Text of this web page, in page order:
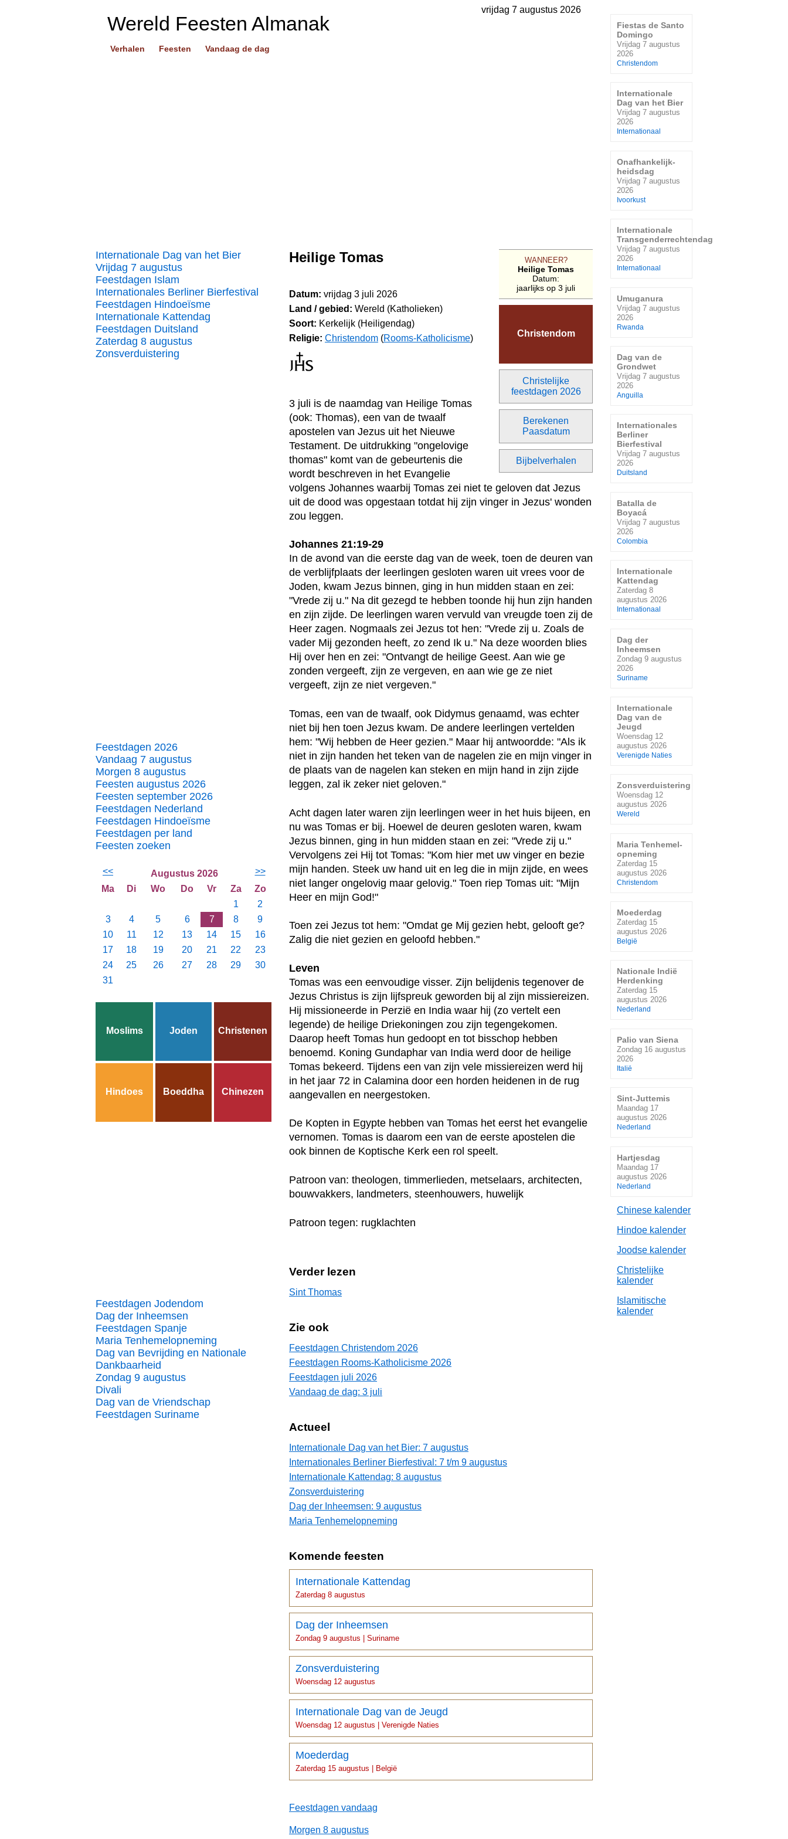
vrijdag 7 augustus 2026
Wereld Feesten Almanak
Verhalen Feesten Vandaag de dag
Internationale Dag van het Bier
Vrijdag 7 augustus
Feestdagen Islam
Internationales Berliner Bierfestival
Feestdagen Hindoeïsme
Internationale Kattendag
Feestdagen Duitsland
Zaterdag 8 augustus
Zonsverduistering
Feestdagen 2026
Vandaag 7 augustus
Morgen 8 augustus
Feesten augustus 2026
Feesten september 2026
Feestdagen Nederland
Feestdagen Hindoeïsme
Feestdagen per land
Feesten zoeken
<< Augustus 2026
>>
Ma
Di Wo Do Vr Za
Zo
1
2
3
4 5 6 7 8
9
10
11 12 13 14 15
16
17
18 19 20 21 22
23
24
25 26 27 28 29
30
31
Moslims Joden Christenen
Hindoes Boeddha Chinezen
Feestdagen Jodendom
Dag der Inheemsen
Feestdagen Spanje
Maria Tenhemelopneming
Dag van Bevrijding en Nationale
Dankbaarheid
Zondag 9 augustus
Divali
Dag van de Vriendschap
Feestdagen Suriname
WANNEER?
Heilige Tomas
Datum:
jaarlijks op 3 juli
Christendom
Christelijke
feestdagen 2026
Berekenen
Paasdatum
Bijbelverhalen
Heilige Tomas
Datum: vrijdag 3 juli 2026
Land / gebied: Wereld (Katholieken)
Soort: Kerkelijk (Heiligendag)
Religie: Christendom (Rooms-Katholicisme)
3 juli is de naamdag van Heilige Tomas
(ook: Thomas), een van de twaalf
apostelen van Jezus uit het Nieuwe
Testament. De uitdrukking "ongelovige
thomas" komt van de gebeurtenis die
wordt beschreven in het Evangelie
volgens Johannes waarbij Tomas zei niet te geloven dat Jezus
uit de dood was opgestaan totdat hij zijn vinger in Jezus' wonden
zou leggen.
Johannes 21:19-29
In de avond van die eerste dag van de week, toen de deuren van
de verblijfplaats der leerlingen gesloten waren uit vrees voor de
Joden, kwam Jezus binnen, ging in hun midden staan en zei:
"Vrede zij u." Na dit gezegd te hebben toonde hij hun zijn handen
en zijn zijde. De leerlingen waren vervuld van vreugde toen zij de
Heer zagen. Nogmaals zei Jezus tot hen: "Vrede zij u. Zoals de
vader Mij gezonden heeft, zo zend Ik u." Na deze woorden blies
Hij over hen en zei: "Ontvangt de heilige Geest. Aan wie ge
zonden vergeeft, zijn ze vergeven, en aan wie ge ze niet
vergeeft, zijn ze niet vergeven."
Tomas, een van de twaalf, ook Didymus genaamd, was echter
niet bij hen toen Jezus kwam. De andere leerlingen vertelden
hem: "Wij hebben de Heer gezien." Maar hij antwoordde: "Als ik
niet in zijn handen het teken van de nagelen zie en mijn vinger in
de plaats van de nagelen kan steken en mijn hand in zijn zijde
leggen, zal ik zeker niet geloven."
Acht dagen later waren zijn leerlingen weer in het huis bijeen, en
nu was Tomas er bij. Hoewel de deuren gesloten waren, kwam
Jezus binnen, ging in hun midden staan en zei: "Vrede zij u."
Vervolgens zei Hij tot Tomas: "Kom hier met uw vinger en bezie
mijn handen. Steek uw hand uit en leg die in mijn zijde, en wees
niet langer ongelovig maar gelovig." Toen riep Tomas uit: "Mijn
Heer en mijn God!"
Toen zei Jezus tot hem: "Omdat ge Mij gezien hebt, gelooft ge?
Zalig die niet gezien en geloofd hebben."
Leven
Tomas was een eenvoudige visser. Zijn belijdenis tegenover de
Jezus Christus is zijn lijfspreuk geworden bij al zijn missiereizen.
Hij missioneerde in Perzië en India waar hij (zo vertelt een
legende) de heilige Driekoningen zou zijn tegengekomen.
Daarop heeft Tomas hun gedoopt en tot bisschop hebben
benoemd. Koning Gundaphar van India werd door de heilige
Tomas bekeerd. Tijdens een van zijn vele missiereizen werd hij
in het jaar 72 in Calamina door een horden heidenen in de rug
aangevallen en neergestoken.
De Kopten in Egypte hebben van Tomas het eerst het evangelie
vernomen. Tomas is daarom een van de eerste apostelen die
ook binnen de Koptische Kerk een rol speelt.
Patroon van: theologen, timmerlieden, metselaars, architecten,
bouwvakkers, landmeters, steenhouwers, huwelijk
Patroon tegen: rugklachten
Verder lezen
Sint Thomas
Zie ook
Feestdagen Christendom 2026
Feestdagen Rooms-Katholicisme 2026
Feestdagen juli 2026
Vandaag de dag: 3 juli
Actueel
Internationale Dag van het Bier: 7 augustus
Internationales Berliner Bierfestival: 7 t/m 9 augustus
Internationale Kattendag: 8 augustus
Zonsverduistering
Dag der Inheemsen: 9 augustus
Maria Tenhemelopneming
Komende feesten
Internationale Kattendag
Zaterdag 8 augustus
Dag der Inheemsen
Zondag 9 augustus | Suriname
Zonsverduistering
Woensdag 12 augustus
Internationale Dag van de Jeugd
Woensdag 12 augustus | Verenigde Naties
Moederdag
Zaterdag 15 augustus | België
Feestdagen vandaag
Morgen 8 augustus
Fiestas de Santo
Domingo
Vrijdag 7 augustus
2026
Christendom
Internationale
Dag van het Bier
Vrijdag 7 augustus
2026
Internationaal
Onafhankelijk-
heidsdag
Vrijdag 7 augustus
2026
Ivoorkust
Internationale
Transgenderrechtendag
Vrijdag 7 augustus
2026
Internationaal
Umuganura
Vrijdag 7 augustus
2026
Rwanda
Dag van de
Grondwet
Vrijdag 7 augustus
2026
Anguilla
Internationales
Berliner
Bierfestival
Vrijdag 7 augustus
2026
Duitsland
Batalla de
Boyacá
Vrijdag 7 augustus
2026
Colombia
Internationale
Kattendag
Zaterdag 8
augustus 2026
Internationaal
Dag der
Inheemsen
Zondag 9 augustus
2026
Suriname
Internationale
Dag van de
Jeugd
Woensdag 12
augustus 2026
Verenigde Naties
Zonsverduistering
Woensdag 12
augustus 2026
Wereld
Maria Tenhemel-
opneming
Zaterdag 15
augustus 2026
Christendom
Moederdag
Zaterdag 15
augustus 2026
België
Nationale Indië
Herdenking
Zaterdag 15
augustus 2026
Nederland
Palio van Siena
Zondag 16 augustus
2026
Italië
Sint-Juttemis
Maandag 17
augustus 2026
Nederland
Hartjesdag
Maandag 17
augustus 2026
Nederland
Chinese kalender
Hindoe kalender
Joodse kalender
Christelijke
kalender
Islamitische
kalender